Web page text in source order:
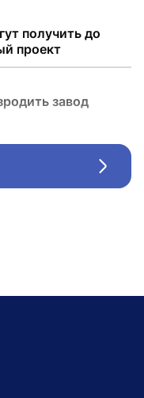
получить до
проект
завод